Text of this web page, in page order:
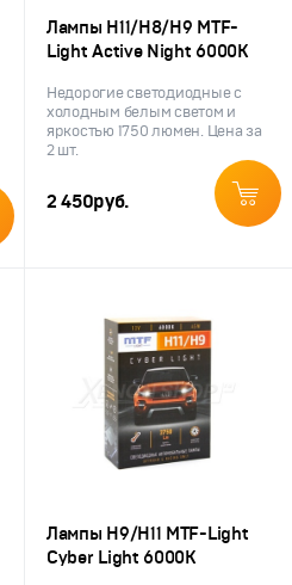
Лампы H11/H8/H9 MTF-
Light Active Night 6000К
Недорогие светодиодные с
холодным белым светом и
яркостью 1750 люмен. Цена за
2 шт.
2 450руб.
Лампы H9/H11 MTF-Light
Cyber Light 6000К